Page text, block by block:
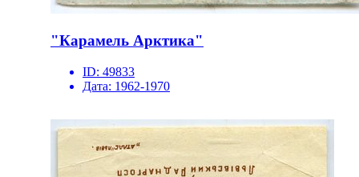
"Карамель Арктика"
ID: 49833
Дата: 1962-1970